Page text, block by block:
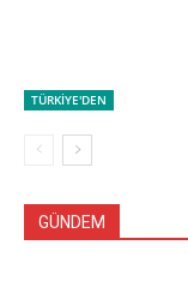
TÜRKİYE'DEN
GÜNDEM